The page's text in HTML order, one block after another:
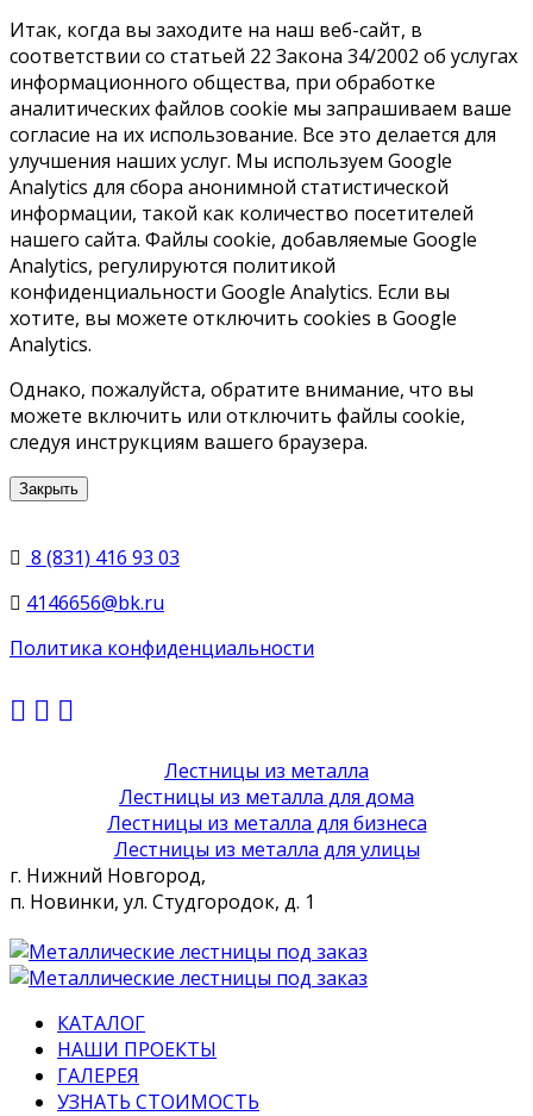
Итак, когда вы заходите на наш веб-сайт, в
соответствии со статьей 22 Закона 34/2002 об услугах
информационного общества, при обработке
аналитических файлов cookie мы запрашиваем ваше
согласие на их использование. Все это делается для
улучшения наших услуг. Мы используем Google
Analytics для сбора анонимной статистической
информации, такой как количество посетителей
нашего сайта. Файлы cookie, добавляемые Google
Analytics, регулируются политикой
конфиденциальности Google Analytics. Если вы
хотите, вы можете отключить cookies в Google
Analytics.
Однако, пожалуйста, обратите внимание, что вы
можете включить или отключить файлы cookie,
следуя инструкциям вашего браузера.
Закрыть
8 (831) 416 93 03
4146656@bk.ru
Политика конфиденциальности
Лестницы из металла
Лестницы из металла для дома
Лестницы из металла для бизнеса
Лестницы из металла для улицы
г. Нижний Новгород,
п. Новинки, ул. Студгородок, д. 1
КАТАЛОГ
НАШИ ПРОЕКТЫ
ГАЛЕРЕЯ
УЗНАТЬ СТОИМОСТЬ